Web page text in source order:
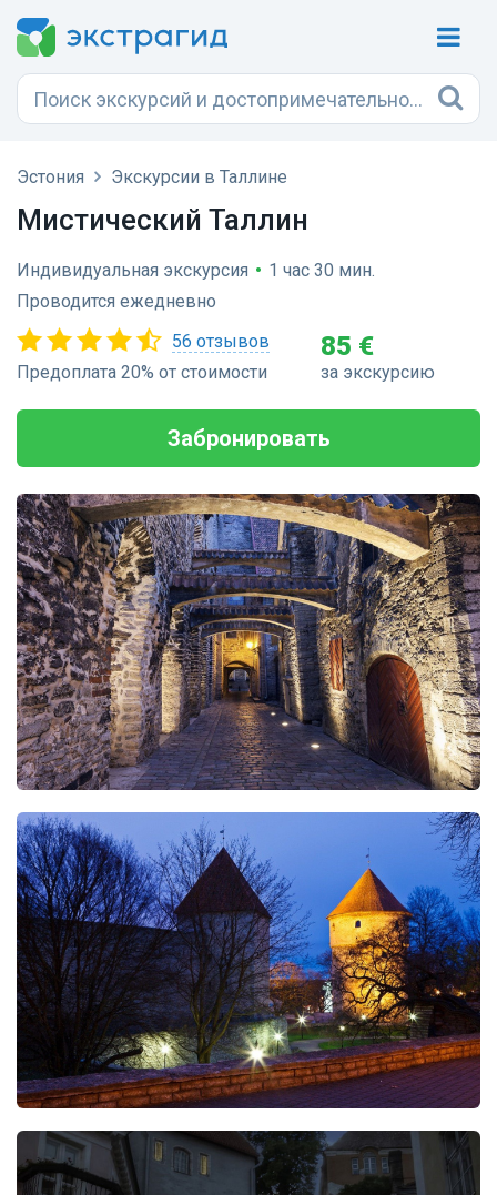
Эстония Экскурсии в Таллине
Мистический Таллин
Индивидуальная экскурсия • 1 час 30 мин.
Проводится ежедневно
56 отзывов
Предоплата 20% от стоимости
85 €
за экскурсию
Забронировать